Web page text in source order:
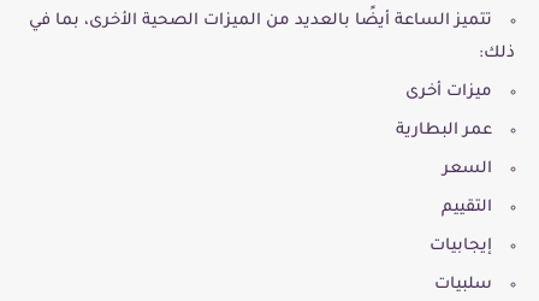
تتميز الساعة أيضًا بالعديد من الميزات الصحية الأخرى، بما في
ذلك:
ميزات أخرى
عمر البطارية
السعر
التقييم
إيجابيات
سلبيات